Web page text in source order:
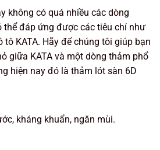
không có quá nhiều các dòng
thể đáp ứng được các tiêu chí như
tô KATA. Hãy để chúng tôi giúp bạn
giữa KATA và một dòng thảm phổ
hiện nay đó là thảm lót sàn 6D
kháng khuẩn, ngăn mùi.